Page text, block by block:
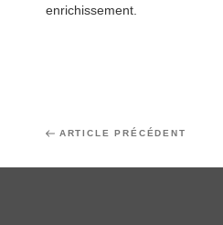
enrichissement.
Navigation
l’article
Article
ARTICLE PRÉCÉDENT